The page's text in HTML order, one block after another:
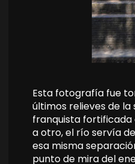
Esta fotografía fue
últimos relieves de
franquista fortificada
a otro, el río servía
esa misma
punto de mira del